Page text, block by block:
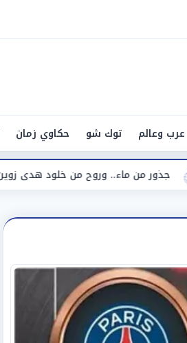
عرب وعالم توك شو حكاوي زمان
جذور من ماء.. وروح من خلود هدى زوين